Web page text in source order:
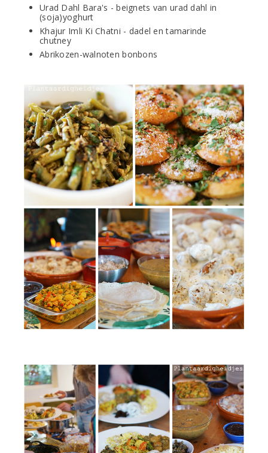
Urad Dahl Bara's - beignets van urad dahl in
(soja)yoghurt
Khajur Imli Ki Chatni - dadel en tamarinde
chutney
Abrikozen-walnoten bonbons